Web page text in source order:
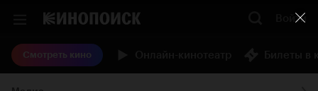
Войти
Смотреть кино